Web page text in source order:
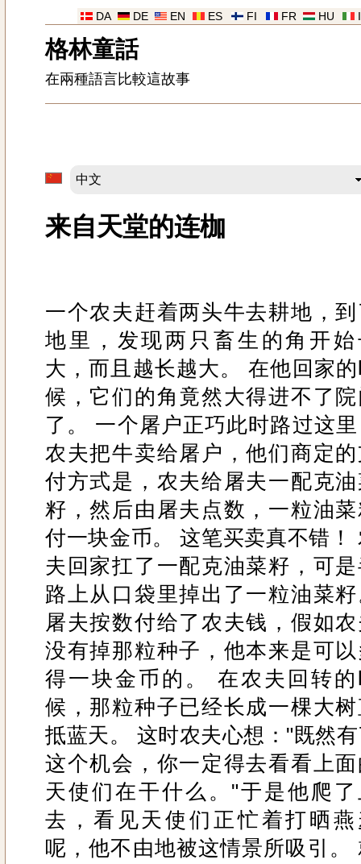
HU
FR
FI
ES
EN
DE
DA
格林童話
在兩種語言比較這故事
来自天堂的连枷
一个农夫赶着两头牛去耕地，到
地里，发现两只畜生的角开始
大，而且越长越大。 在他回家
候，它们的角竟然大得进不了院
了。 一个屠户正巧此时路过这
农夫把牛卖给屠户，他们商定的
付方式是，农夫给屠夫一配克油
籽，然后由屠夫点数，一粒油菜
付一块金币。 这笔买卖真不错！
夫回家扛了一配克油菜籽，可是
路上从口袋里掉出了一粒油菜籽
屠夫按数付给了农夫钱，假如农
没有掉那粒种子，他本来是可以
得一块金币的。 在农夫回转的
候，那粒种子已经长成一棵大树
抵蓝天。 这时农夫心想："既然
这个机会，你一定得去看看上面
天使们在干什么。"于是他爬了
去，看见天使们正忙着打晒燕
呢，他不由地被这情景所吸引。